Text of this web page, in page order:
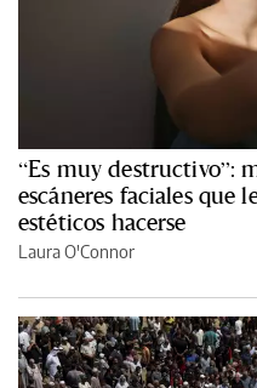
“Es muy destructivo”:
escáneres faciales que
estéticos hacerse
Laura O'Connor